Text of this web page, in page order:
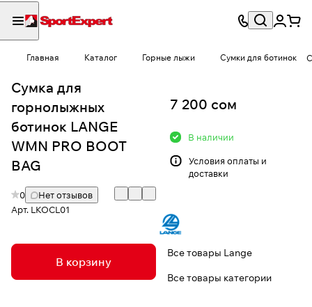
Главная Каталог Горные лыжи Сумки для ботинок
Сумка для
горнолыжных
ботинок LANGE
WMN PRO BOOT
BAG
0
Нет отзывов
Арт. LKOCL01
В корзину
7 200 сом
В наличии
Условия оплаты и
доставки
Все товары Lange
Все товары категории